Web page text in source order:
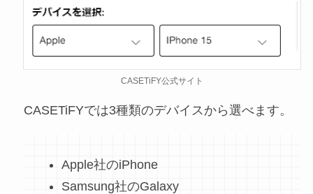
CASETiFY公式サイト
CASETiFYでは3種類のデバイスから選べます。
Apple社のiPhone
Samsung社のGalaxy